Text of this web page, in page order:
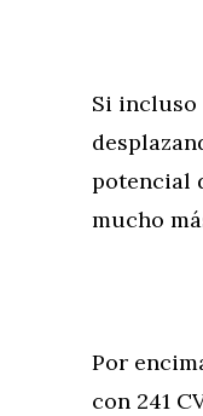
Si incluso
potencial
mucho
Por
con 241